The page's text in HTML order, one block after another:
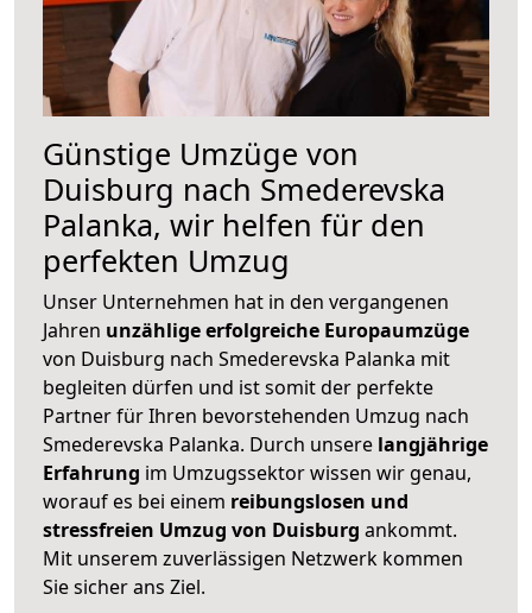
Günstige Umzüge von
Duisburg nach Smederevska
Palanka, wir helfen für den
perfekten Umzug
Unser Unternehmen hat in den vergangenen
Jahren unzählige erfolgreiche Europaumzüge
von Duisburg nach Smederevska Palanka mit
begleiten dürfen und ist somit der perfekte
Partner für Ihren bevorstehenden Umzug nach
Smederevska Palanka. Durch unsere langjährige
Erfahrung im Umzugssektor wissen wir genau,
worauf es bei einem reibungslosen und
stressfreien Umzug von Duisburg ankommt.
Mit unserem zuverlässigen Netzwerk kommen
Sie sicher ans Ziel.